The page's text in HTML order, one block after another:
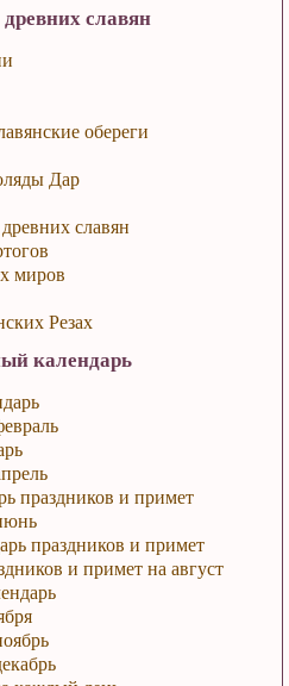
славян
обереги
Дар
славян
миров
Резах
календарь
праздников и примет
праздников и примет
и примет на август